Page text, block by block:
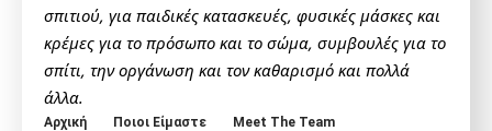
σπιτιού, για παιδικές κατασκευές, φυσικές μάσκες και
κρέμες για το πρόσωπο και το σώμα, συμβουλές για το
σπίτι, την οργάνωση και τον καθαρισμό και πολλά
άλλα.
Αρχική Ποιοι Είμαστε
Meet The Team